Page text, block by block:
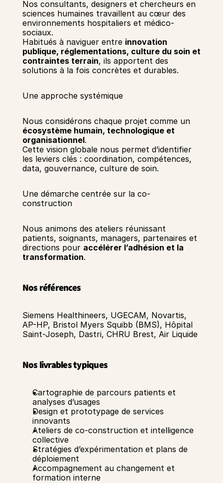
Nos consultants, designers et chercheurs en
sciences humaines travaillent au cœur des
environnements hospitaliers et médico-
sociaux.
Habitués à naviguer entre innovation
publique, réglementations, culture du soin et
contraintes terrain, ils apportent des
solutions à la fois concrètes et durables.
Une approche systémique
Nous considérons chaque projet comme un
écosystème humain, technologique et
organisationnel.
Cette vision globale nous permet d’identifier
les leviers clés : coordination, compétences,
data, gouvernance, culture de soin.
Une démarche centrée sur la co-
construction
Nous animons des ateliers réunissant
patients, soignants, managers, partenaires et
directions pour accélérer l’adhésion et la
transformation.
Nos références
Siemens Healthineers, UGECAM, Novartis,
AP-HP, Bristol Myers Squibb (BMS), Hôpital
Saint-Joseph, Dastri, CHRU Brest, Air Liquide
Nos livrables typiques
Cartographie de parcours patients et
analyses d’usages
Design et prototypage de services
innovants
Ateliers de co-construction et intelligence
collective
Stratégies d’expérimentation et plans de
déploiement
Accompagnement au changement et
formation interne